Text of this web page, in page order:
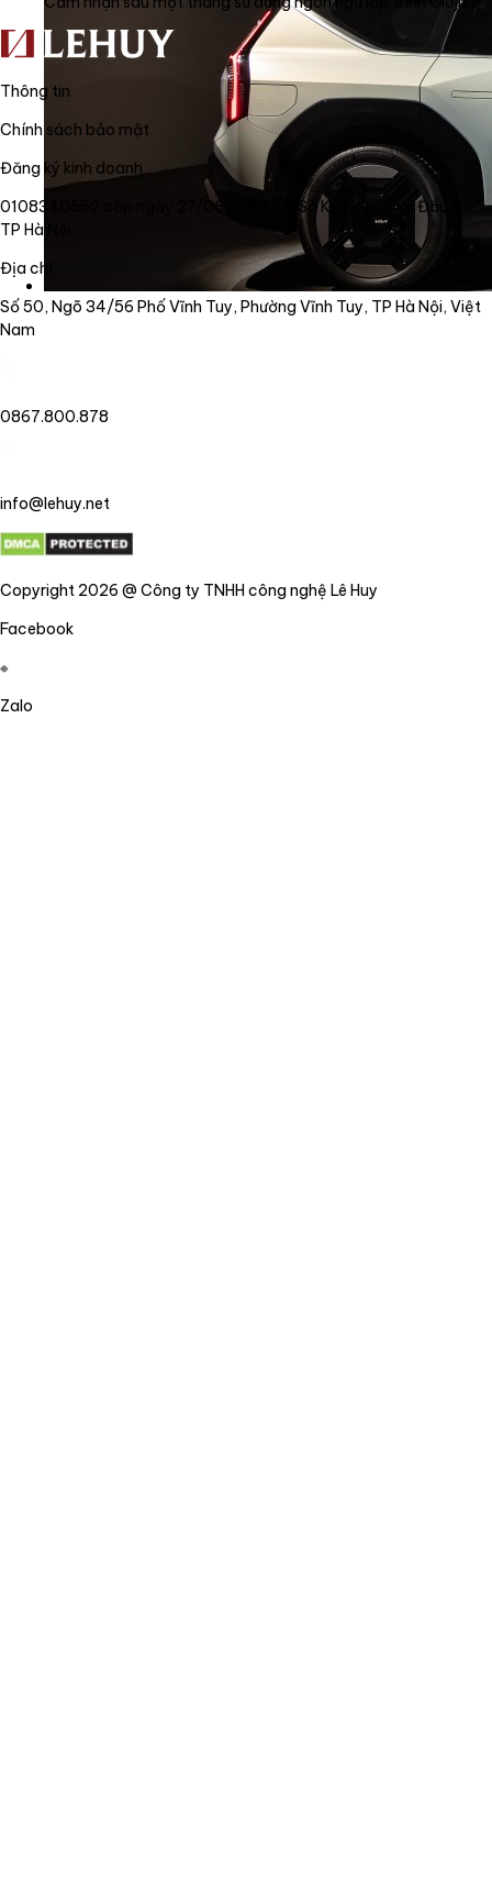
Thông tin
Chính sách bảo mật
Đăng ký kinh doanh
0108340562 cấp ngày 27/06/2018 bởi Sở Kế Hoạch và Đầu Tư
TP Hà Nội
Địa chỉ
Số 50, Ngõ 34/56 Phố Vĩnh Tuy, Phường Vĩnh Tuy, TP Hà Nội, Việt
Nam
0867.800.878
info@lehuy.net
Copyright 2026 @ Công ty TNHH công nghệ Lê Huy
Facebook
Zalo